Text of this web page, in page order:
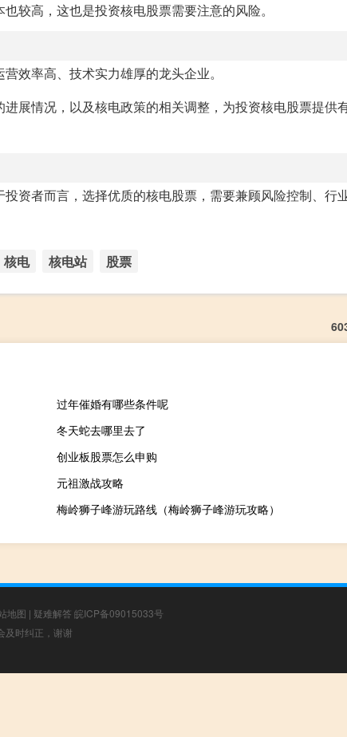
较高，这也是投资核电股票需要注意的风险。
效率高、技术实力雄厚的龙头企业。
展情况，以及核电政策的相关调整，为投资核电股票提供
资者而言，选择优质的核电股票，需要兼顾风险控制、行
核电 核电站 股票
过年催婚有哪些条件呢
冬天蛇去哪里去了
创业板股票怎么申购
元祖激战攻略
梅岭狮子峰游玩路线（梅岭狮子峰游玩攻略）
地图 | 疑难解答 皖ICP备09015033号
及时纠正，谢谢